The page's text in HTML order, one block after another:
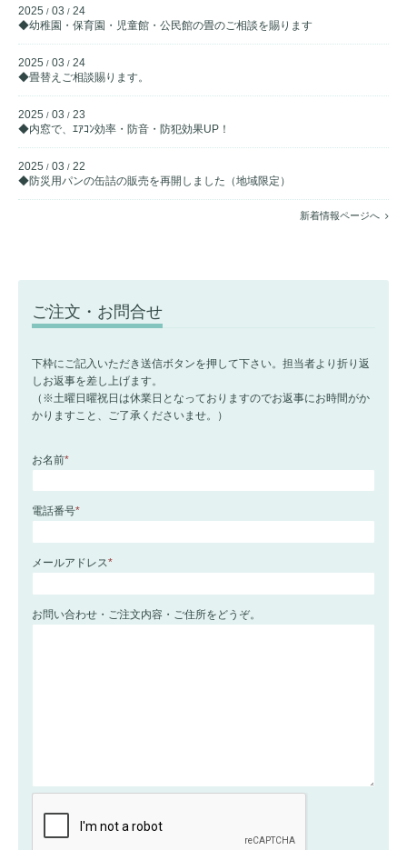
2025 / 03 / 24
◆幼稚園・保育園・児童館・公民館の畳のご相談を賜ります
2025 / 03 / 24
◆畳替えご相談賜ります。
2025 / 03 / 23
◆内窓で、ｴｱｺﾝ効率・防音・防犯効果UP！
2025 / 03 / 22
◆防災用パンの缶詰の販売を再開しました（地域限定）
新着情報ページへ
ご注文・お問合せ
下枠にご記入いただき送信ボタンを押して下さい。担当者より折り返
しお返事を差し上げます。
（※土曜日曜祝日は休業日となっておりますのでお返事にお時間がか
かりますこと、ご了承くださいませ。）
お名前*
電話番号*
メールアドレス*
お問い合わせ・ご注文内容・ご住所をどうぞ。